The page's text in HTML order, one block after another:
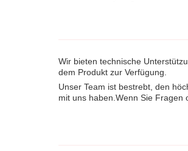
Wir bieten technische
dem Produkt zur Verfügung.
Unser Team ist bestrebt, den
mit uns haben.Wenn Sie Fragen